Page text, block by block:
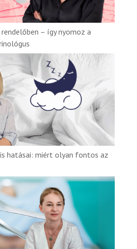
– így nyomoz a
hatásai: miért olyan fontos az